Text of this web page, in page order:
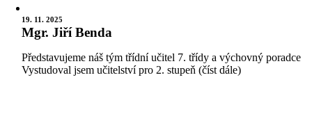
19. 11. 2025
Mgr. Jiří Benda
Představujeme náš tým třídní učitel 7. třídy a výchovný poradce
Vystudoval jsem učitelství pro 2. stupeň (číst dále)